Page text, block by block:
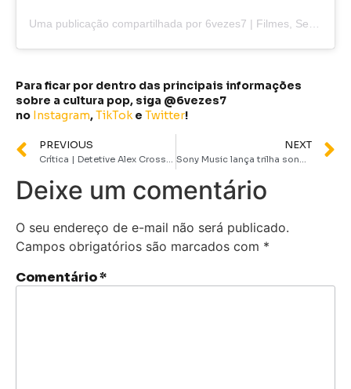
Para ficar por dentro das principais informações
sobre a cultura pop, siga @6vezes7
no Instagram,TikTok e Twitter!
PREVIOUS
Crítica | Detetive Alex Cross – Série de Investigação Criminal consegue surpreender
NEXT
Sony Music lança trilha sonora de “A Complete Unknown”, filme sobre Bob Dylan, em 25 de dezembro
Deixe um comentário
O seu endereço de e-mail não será publicado.
Campos obrigatórios são marcados com *
Comentário*